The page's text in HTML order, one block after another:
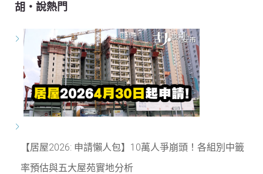
胡‧說熱門
【居屋2026: 申請懶人包】10萬人爭崩頭！各組別中籤
率預估與五大屋苑實地分析